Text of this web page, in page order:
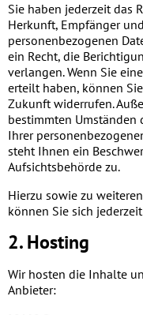
Sie haben jederzeit das
Herkunft, Empfänger
personenbezogenen
ein Recht, die
verlangen. Wenn Sie
erteilt haben, können
Zukunft widerrufen.
bestimmten Umständen
Ihrer
steht Ihnen ein
Aufsichtsbehörde zu.
Hierzu sowie zu
können Sie sich
2. Hosting
Wir hosten die Inhalte
Anbieter: